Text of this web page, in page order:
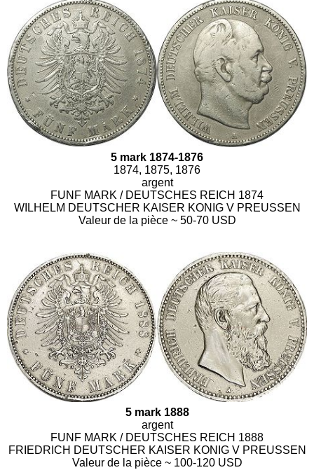
5 mark 1874-1876
1874, 1875, 1876
argent
FUNF MARK / DEUTSCHES REICH 1874
WILHELM DEUTSCHER KAISER KONIG V PREUSSEN
Valeur de la pièce ~ 50-70 USD
5 mark 1888
argent
FUNF MARK / DEUTSCHES REICH 1888
FRIEDRICH DEUTSCHER KAISER KONIG V PREUSSEN
Valeur de la pièce ~ 100-120 USD